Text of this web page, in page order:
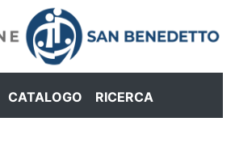
CATALOGO RICERCA